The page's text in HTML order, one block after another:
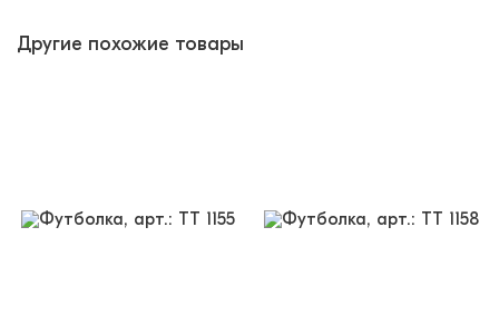
Опущенная линия плеча
Другие похожие товары